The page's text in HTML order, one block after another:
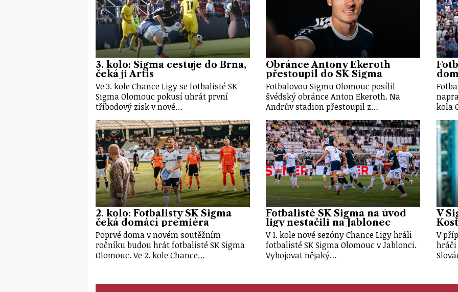
3. kolo: Sigma cestuje do Brna,
čeká ji Artis
Ve 3. kole Chance Ligy se fotbalisté SK
Sigma Olomouc pokusí uhrát první
tříbodový zisk v nové…
Obránce Antony Ekeroth
přestoupil do SK Sigma
Fotbalovou Sigmu Olomouc posílil
švédský obránce Anton Ekeroth. Na
Andrův stadion přestoupil z…
kola
2. kolo: Fotbalisty SK Sigma
čeká domácí premiéra
Poprvé doma v novém soutěžním
ročníku budou hrát fotbalisté SK Sigma
Olomouc. Ve 2. kole Chance…
Fotbalisté SK Sigma na úvod
ligy nestačili na Jablonec
V 1. kole nové sezóny Chance Ligy hráli
fotbalisté SK Sigma Olomouc v Jablonci.
Vybojovat nějaký…
V
V
hráči